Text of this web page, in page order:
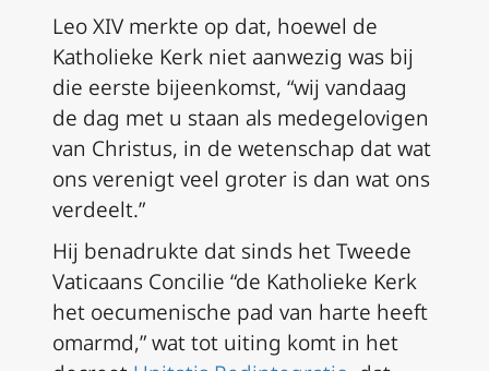
Leo XIV merkte op dat, hoewel de
Katholieke Kerk niet aanwezig was bij
die eerste bijeenkomst, “wij vandaag
de dag met u staan als medegelovigen
van Christus, in de wetenschap dat wat
ons verenigt veel groter is dan wat ons
verdeelt.”
Hij benadrukte dat sinds het Tweede
Vaticaans Concilie “de Katholieke Kerk
het oecumenische pad van harte heeft
omarmd,” wat tot uiting komt in het